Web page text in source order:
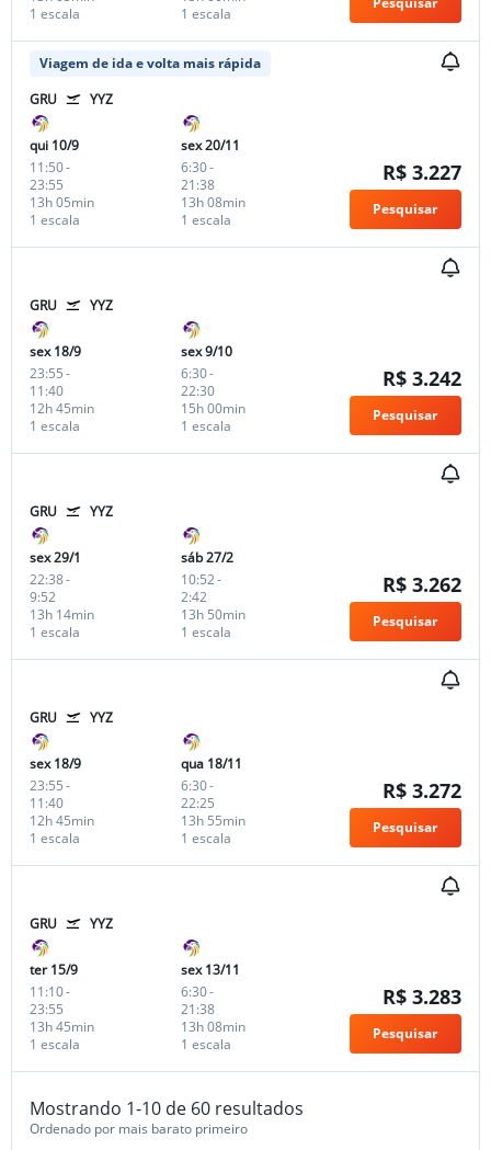
1 escala
1 escala
Viagem de ida e volta mais rápida
GRU
YYZ
qui 10/9
11:50-
23:55
1 escala
13h 05min
sex 20/11
6:30-
21:38
1 escala
13h 08min
R$ 3.227
Pesquisar
GRU YYZ
sex 18/9
23:55-
11:40
1 escala
12h 45min
sex 9/10
6:30-
22:30
1 escala
15h 00min
R$ 3.242
Pesquisar
GRU YYZ
sex 29/1
22:38-
9:52
1 escala
13h 14min
sáb 27/2
10:52-
2:42
1 escala
13h 50min
R$ 3.262
Pesquisar
GRU YYZ
sex 18/9
23:55-
11:40
1 escala
12h 45min
qua 18/11
6:30-
22:25
1 escala
13h 55min
R$ 3.272
Pesquisar
GRU YYZ
ter 15/9
11:10-
23:55
1 escala
13h 45min
sex 13/11
6:30-
21:38
1 escala
13h 08min
R$ 3.283
Pesquisar
Mostrando 1-10 de 60 resultados
Ordenado por mais barato primeiro